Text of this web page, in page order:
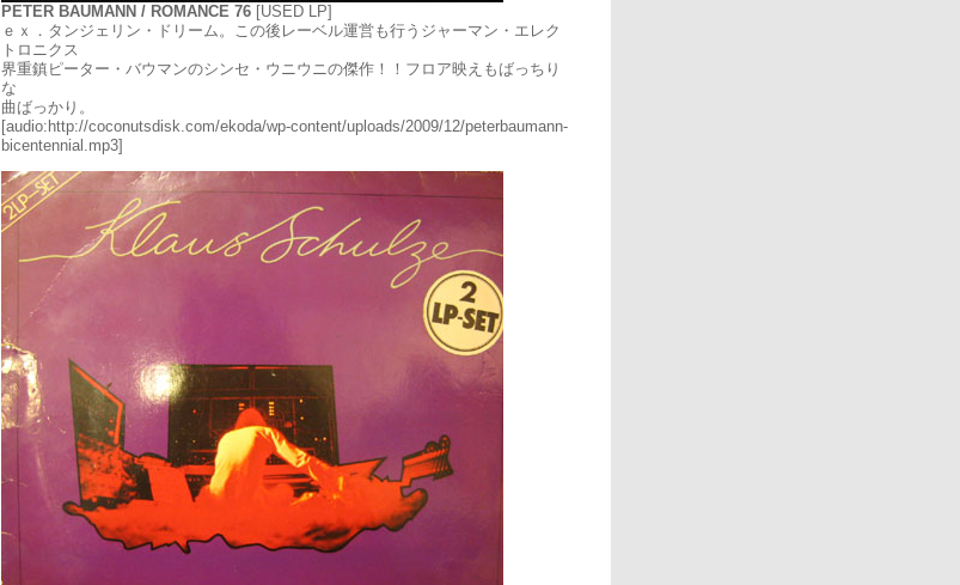
PETER BAUMANN / ROMANCE 76 [USED LP]
ｅｘ．タンジェリン・ドリーム。この後レーベル運営も行うジャーマン・エレク
トロニクス
界重鎮ピーター・バウマンのシンセ・ウニウニの傑作！！フロア映えもばっちり
な
曲ばっかり。
[audio:http://coconutsdisk.com/ekoda/wp-content/uploads/2009/12/peterbaumann-
bicentennial.mp3]